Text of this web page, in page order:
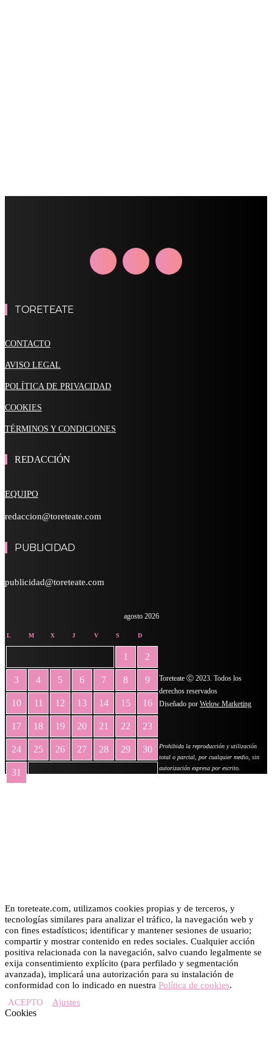
TORETEATE
CONTACTO
AVISO LEGAL
POLÍTICA DE PRIVACIDAD
COOKIES
TÉRMINOS Y CONDICIONES
REDACCIÓN
EQUIPO
redaccion@toreteate.com
PUBLICIDAD
publicidad@toreteate.com
agosto 2026
L M X J V S D
1 2
3 4 5 6 7 8 9
10 11 12 13 14 15 16
17 18 19 20 21 22 23
24 25 26 27 28 29 30
31
Toreteate Ⓒ 2023. Todos los
derechos reservados
Diseñado por Welow Marketing
Prohibida la reproducción y utilización
total o parcial, por cualquier medio, sin
autorización expresa por escrito.
En toreteate.com, utilizamos cookies propias y de terceros, y
tecnologías similares para analizar el tráfico, la navegación web y
con fines estadísticos; identificar y mantener sesiones de usuario;
compartir y mostrar contenido en redes sociales. Cualquier acción
positiva relacionada con la navegación, salvo cuando legalmente se
exija consentimiento explícito (para perfilado y segmentación
avanzada), implicará una autorización para su instalación de
conformidad con lo indicado en nuestra Política de cookies.
ACEPTO
Ajustes
Cookies